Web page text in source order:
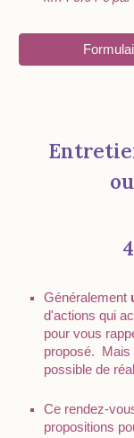
Généralement
d'actions qui
pour vous
proposé. Mais
possible de
Ce rendez-
propositions